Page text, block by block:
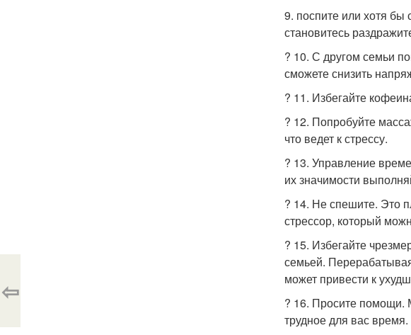
9. поспите или хотя бы
становитесь
? 10. С другом семьи
сможете снизить
? 11. Избегайте
? 12. Попробуйте
что ведет к стрессу.
? 13. Управление
их значимости
? 14. Не спешите. Это
стрессор, который
? 15. Избегайте
семьей.
может привести к
? 16. Просите помощи.
трудное для вас время.
⇦